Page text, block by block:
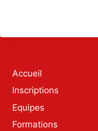
Accueil
Inscriptions
Equipes
Formations